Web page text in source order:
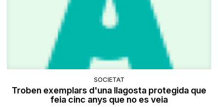
SOCIETAT
Troben exemplars d'una llagosta protegida que
feia cinc anys que no es veia